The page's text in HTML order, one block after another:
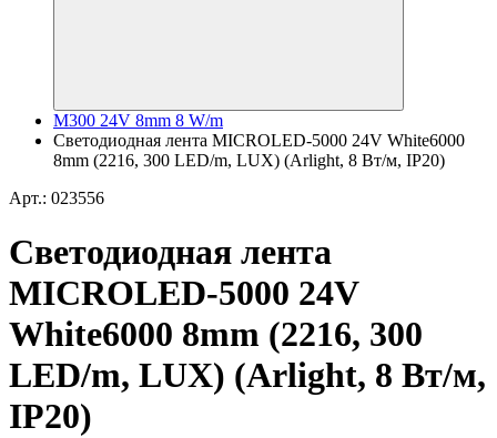
M300 24V 8mm 8 W/m
Светодиодная лента MICROLED-5000 24V White6000
8mm (2216, 300 LED/m, LUX) (Arlight, 8 Вт/м, IP20)
Арт.: 023556
Светодиодная лента
MICROLED-5000 24V
White6000 8mm (2216, 300
LED/m, LUX) (Arlight, 8 Вт/м,
IP20)